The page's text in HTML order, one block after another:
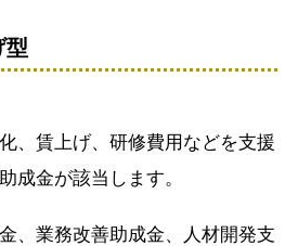
型
、賃上げ、研修費用などを支援
成金が該当します。
、業務改善助成金、人材開発支